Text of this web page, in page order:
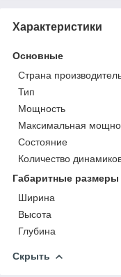
Характеристики
Основные
Страна
Тип
Мощность
Максимальная
Состояние
Количество
Габаритные размеры
Ширина
Высота
Глубина
Скрыть